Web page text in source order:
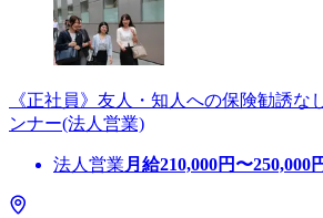
《正社員》友人・知人への保険勧誘な
ンナー(法人営業)
法人営業 月給210,000円〜250,000